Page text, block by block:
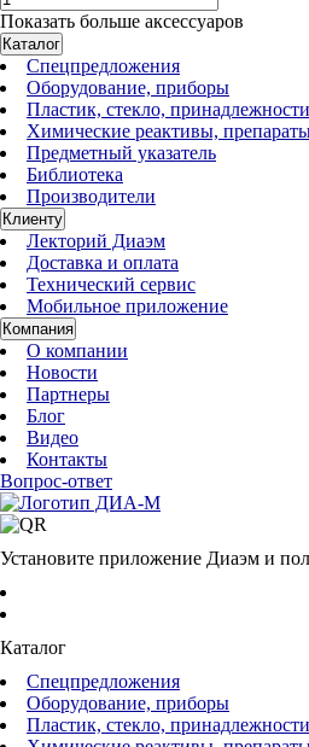
Показать больше аксессуаров
Каталог
Спецпредложения
Оборудование, приборы
Пластик, стекло, принадлежности
Химические реактивы,
Предметный указатель
Библиотека
Производители
Клиенту
Лекторий Диаэм
Доставка и оплата
Технический сервис
Мобильное приложение
Компания
О компании
Новости
Партнеры
Блог
Видео
Контакты
Вопрос-ответ
Установите приложение Диаэм и
Каталог
Спецпредложения
Оборудование, приборы
Пластик, стекло, принадлежности